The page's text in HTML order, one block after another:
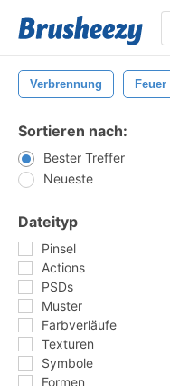
Verbrennung Feuer
Sortieren nach:
Bester Treffer
Neueste
Dateityp
Pinsel
Actions
PSDs
Muster
Farbverläufe
Texturen
Symbole
Formen